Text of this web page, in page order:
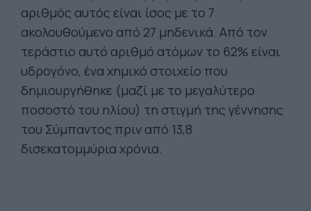
αριθμός αυτός είναι ίσος με το 7
ακολουθούμενο από 27 μηδενικά. Από τον
τεράστιο αυτό αριθμό ατόμων το 62% είναι
υδρογόνο, ένα χημικό στοιχείο που
δημιουργήθηκε (μαζί με το μεγαλύτερο
ποσοστό του ηλίου) τη στιγμή της γέννησης
του Σύμπαντος πριν από 13,8
δισεκατομμύρια χρόνια.